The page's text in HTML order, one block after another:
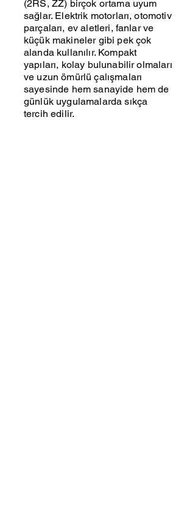
(2RS, ZZ) birçok ortama uyum
sağlar. Elektrik motorları, otomotiv
parçaları, ev aletleri, fanlar ve
küçük makineler gibi pek çok
alanda kullanılır. Kompakt
yapıları, kolay bulunabilir olmaları
ve uzun ömürlü çalışmaları
sayesinde hem sanayide hem de
günlük uygulamalarda sıkça
tercih edilir.